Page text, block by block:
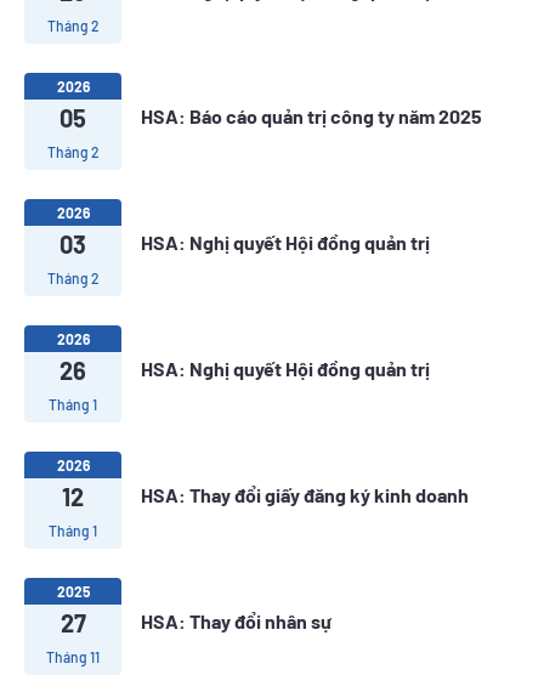
Tháng 2
2026
05
Tháng 2
HSA: Báo cáo quản trị công ty năm 2025
2026
03
Tháng 2
HSA: Nghị quyết Hội đồng quản trị
2026
26
Tháng 1
HSA: Nghị quyết Hội đồng quản trị
2026
12
Tháng 1
HSA: Thay đổi giấy đăng ký kinh doanh
2025
27
Tháng 11
HSA: Thay đổi nhân sự